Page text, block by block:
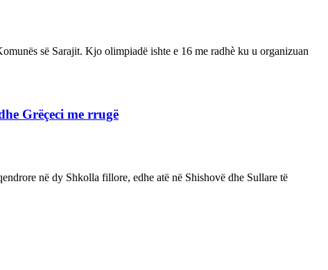
së Sarajit. Kjo olimpiadë ishte e 16 me radhè ku u organizuan
Grëçeci me rrugë
në dy Shkolla fillore, edhe atë në Shishovë dhe Sullare të